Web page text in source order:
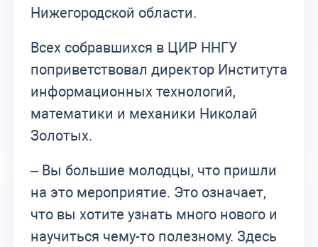
Нижегородской области.
Всех собравшихся в ЦИР ННГУ
поприветствовал директор Института
информационных технологий,
математики и механики Николай
Золотых.
– Вы большие молодцы, что пришли
на это мероприятие. Это означает,
что вы хотите узнать много нового и
научиться чему-то полезному. Здесь